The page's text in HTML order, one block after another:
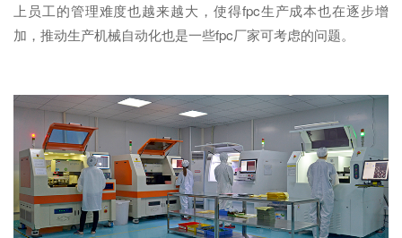
上员工的管理难度也越来越大，使得fpc生产成本也在逐步增
加，推动生产机械自动化也是一些fpc厂家可考虑的问题。